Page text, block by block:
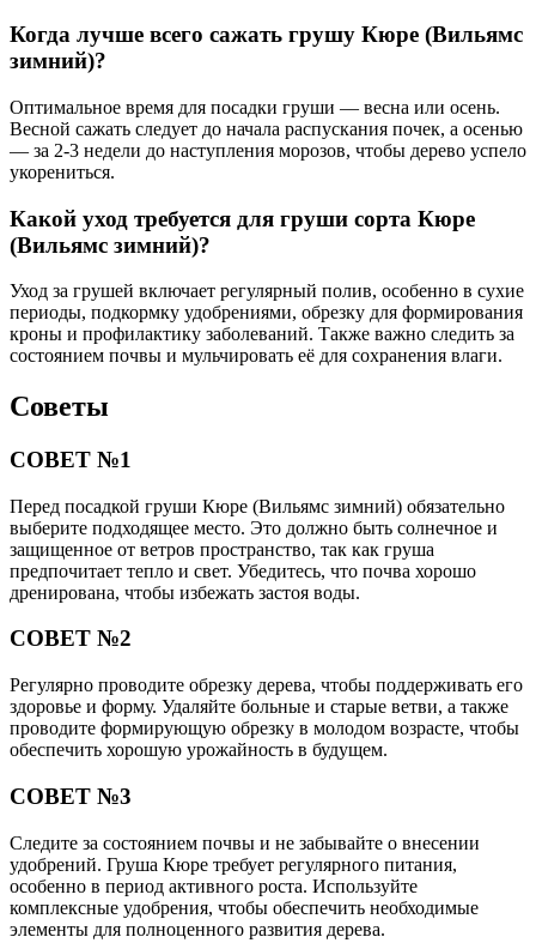
Когда лучше всего сажать грушу Кюре (Вильямс
зимний)?
Оптимальное время для посадки груши — весна или осень.
Весной сажать следует до начала распускания почек, а осенью
— за 2-3 недели до наступления морозов, чтобы дерево успело
укорениться.
Какой уход требуется для груши сорта Кюре
(Вильямс зимний)?
Уход за грушей включает регулярный полив, особенно в сухие
периоды, подкормку удобрениями, обрезку для формирования
кроны и профилактику заболеваний. Также важно следить за
состоянием почвы и мульчировать её для сохранения влаги.
Советы
СОВЕТ №1
Перед посадкой груши Кюре (Вильямс зимний) обязательно
выберите подходящее место. Это должно быть солнечное и
защищенное от ветров пространство, так как груша
предпочитает тепло и свет. Убедитесь, что почва хорошо
дренирована, чтобы избежать застоя воды.
СОВЕТ №2
Регулярно проводите обрезку дерева, чтобы поддерживать его
здоровье и форму. Удаляйте больные и старые ветви, а также
проводите формирующую обрезку в молодом возрасте, чтобы
обеспечить хорошую урожайность в будущем.
СОВЕТ №3
Следите за состоянием почвы и не забывайте о внесении
удобрений. Груша Кюре требует регулярного питания,
особенно в период активного роста. Используйте
комплексные удобрения, чтобы обеспечить необходимые
элементы для полноценного развития дерева.